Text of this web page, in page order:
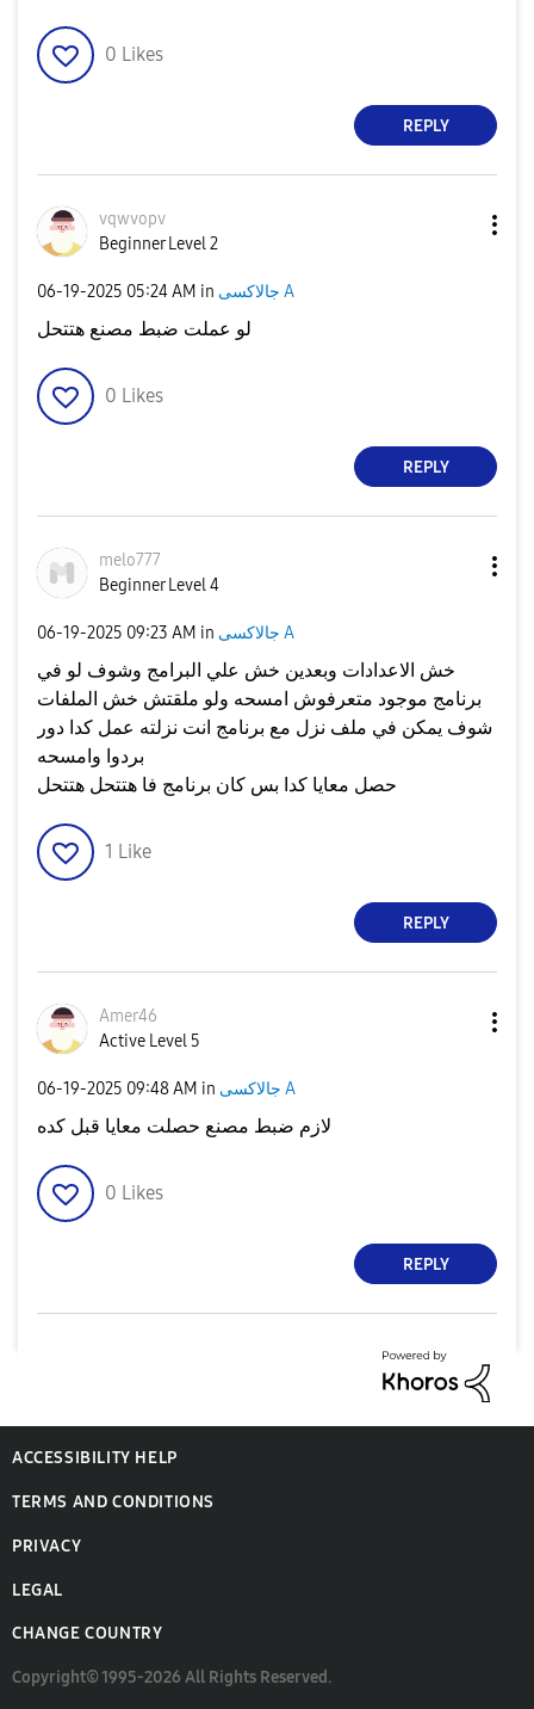
0 Likes
REPLY
vqwvopv
Beginner Level 2
‎06-19-2025 05:24 AM in جالاكسى A
لو عملت ضبط مصنع هتتحل
0 Likes
REPLY
melo777
Beginner Level 4
‎06-19-2025 09:23 AM in جالاكسى A
خش الاعدادات وبعدين خش علي البرامج وشوف لو في
برنامج موجود متعرفوش امسحه ولو ملقتش خش الملفات
شوف يمكن في ملف نزل مع برنامج انت نزلته عمل كدا دور
بردوا وامسحه
حصل معايا كدا بس كان برنامج فا هتتحل هتتحل
1 Like
REPLY
Amer46
Active Level 5
‎06-19-2025 09:48 AM in جالاكسى A
لازم ضبط مصنع حصلت معايا قبل كده
0 Likes
REPLY
ACCESSIBILITY HELP
TERMS AND CONDITIONS
PRIVACY
LEGAL
CHANGE COUNTRY
Copyright© 1995-2026 All Rights Reserved.